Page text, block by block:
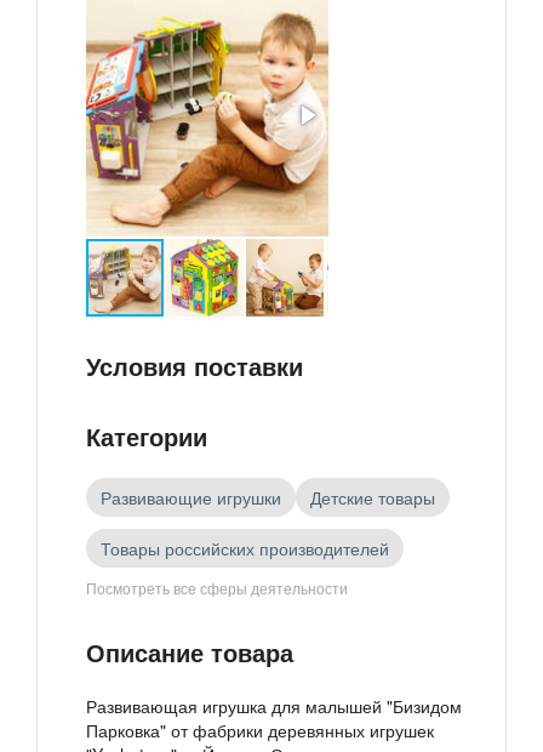
Условия поставки
Категории
Развивающие игрушки Детские товары
Товары российских производителей
Игрушки
Посмотреть все сферы деятельности
Описание товара
Развивающая игрушка для малышей "Бизидом
Парковка" от фабрики деревянных игрушек